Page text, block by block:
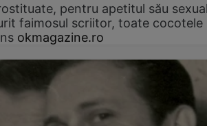
pentru apetitul său
faimosul scriitor, toate cocotele
okmagazine.ro